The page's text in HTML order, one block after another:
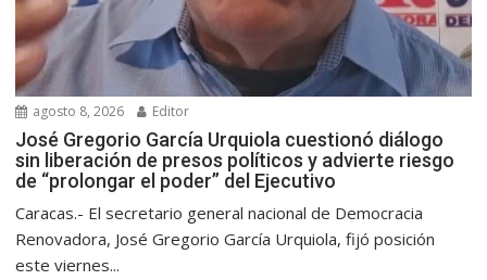
agosto 8, 2026 Editor
José Gregorio García Urquiola cuestionó diálogo
sin liberación de presos políticos y advierte riesgo
de “prolongar el poder” del Ejecutivo
Caracas.- El secretario general nacional de Democracia
Renovadora, José Gregorio García Urquiola, fijó posición
este viernes...